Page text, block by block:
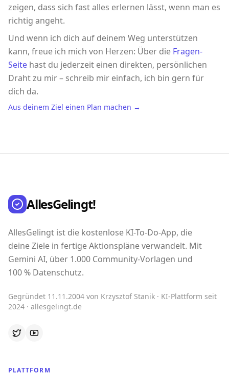
zeigen, dass sich fast alles erlernen lässt, wenn man es
richtig angeht.
Und wenn ich dich auf deinem Weg unterstützen
kann, freue ich mich von Herzen: Über die Fragen-
Seite hast du jederzeit einen direkten, persönlichen
Draht zu mir – schreib mir einfach, ich bin gern für
dich da.
Aus deinem Ziel einen Plan machen →
AllesGelingt!
AllesGelingt ist die kostenlose KI-To-Do-App, die
deine Ziele in fertige Aktionspläne verwandelt. Mit
Gemini AI, über 1.000 Community-Vorlagen und
100 % Datenschutz.
Gegründet 11.11.2004 von Krzysztof Stanik · KI-Plattform seit
2024 · allesgelingt.de
PLATTFORM